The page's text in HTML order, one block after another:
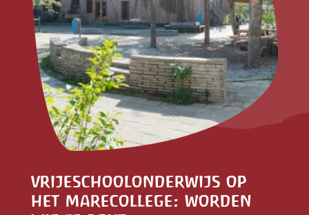
vrijeschoolonderwijs op
het marecollege: worden